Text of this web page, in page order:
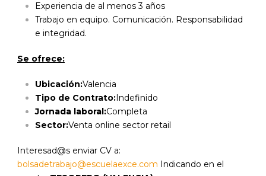
Experiencia de al menos 3 años
Trabajo en equipo. Comunicación. Responsabilidad
e integridad.
Se ofrece:
Ubicación:Valencia
Tipo de Contrato: Indefinido
Jornada laboral:Completa
Sector:Venta online sector retail
Interesad@s enviar CV a:
bolsadetrabajo@escuelaexce.com Indicando en el